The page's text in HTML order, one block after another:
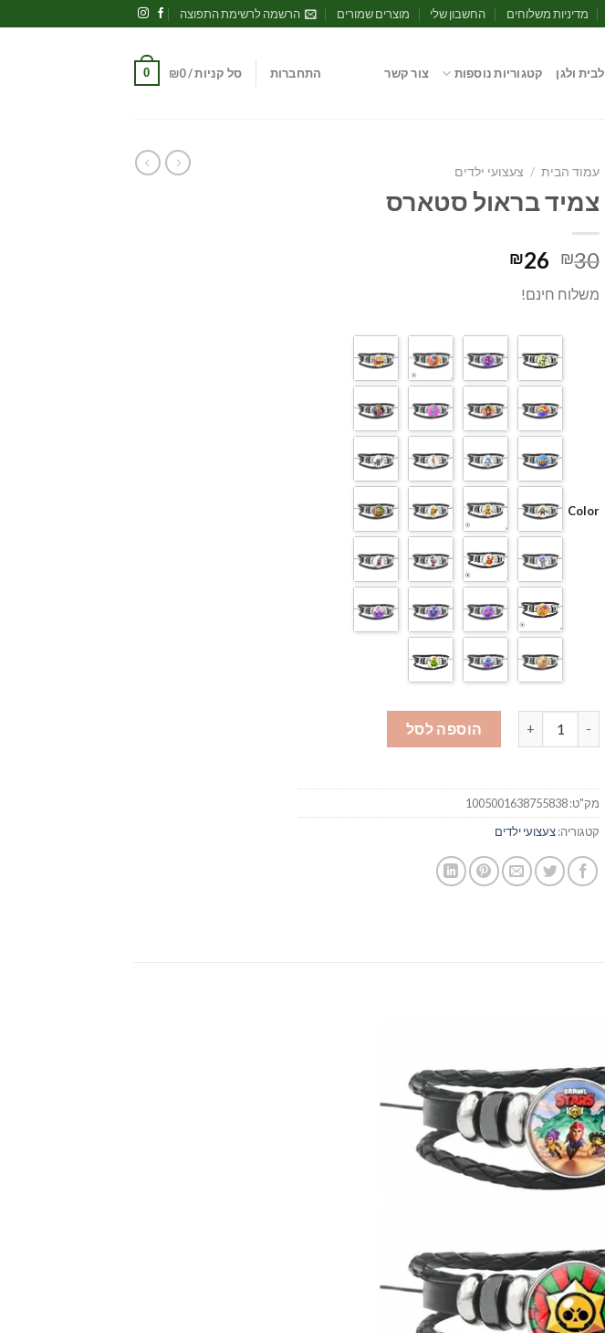
מדיניות משלוחים החשבון שלי מוצרים שמורים הרשמה לרשימת התפוצה
לבית ולגן קטגוריות נוספות צור קשר התחברות סל קניות / ₪0
0
עמוד הבית / צעצועי ילדים
צמיד בראול סטארס
₪30
המחיר
היה:
₪26
משלוח חינם!
Color
הוספה לסל
מק"ט:1005001638755838
קטגוריה:צעצועי ילדים